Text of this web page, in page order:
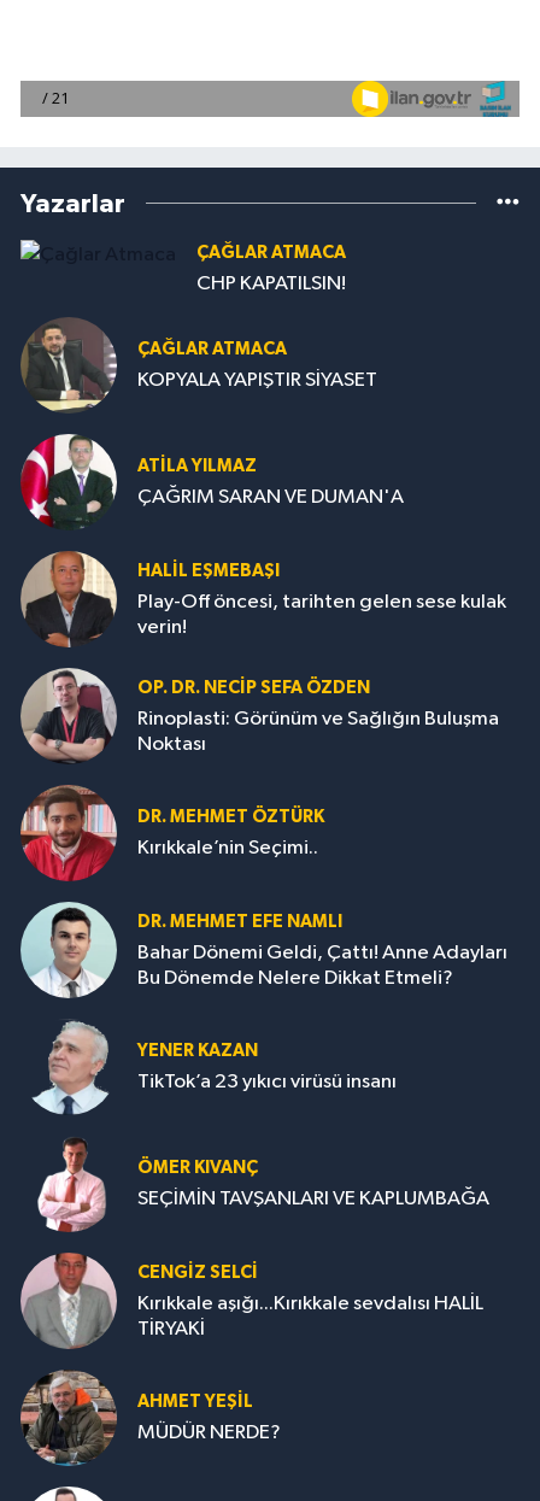
Yazarlar
ÇAĞLAR ATMACA
CHP KAPATILSIN!
ÇAĞLAR ATMACA
KOPYALA YAPIŞTIR SİYASET
ATILA YILMAZ
ÇAĞRIM SARAN VE DUMAN'A
HALIL EŞMEBAŞI
Play-Off öncesi, tarihten gelen sese kulak
verin!
OP. DR. NECIP SEFA ÖZDEN
Rinoplasti: Görünüm ve Sağlığın Buluşma
Noktası
DR. MEHMET ÖZTÜRK
Kırıkkale’nin Seçimi..
DR. MEHMET EFE NAMLI
Bahar Dönemi Geldi, Çattı! Anne Adayları
Bu Dönemde Nelere Dikkat Etmeli?
YENER KAZAN
TikTok’a 23 yıkıcı virüsü insanı
ÖMER KIVANÇ
SEÇİMİN TAVŞANLARI VE KAPLUMBAĞA
CENGİZ SELCİ
Kırıkkale aşığı...Kırıkkale sevdalısı HALİL
TİRYAKİ
AHMET YEŞİL
MÜDÜR NERDE?